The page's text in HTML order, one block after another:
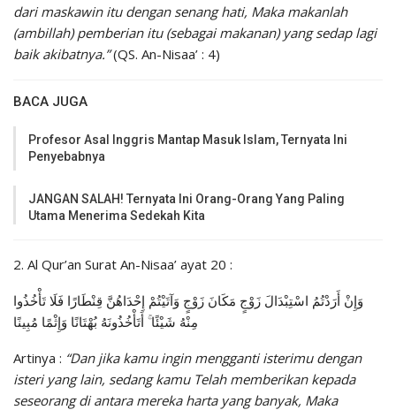
dari maskawin itu dengan senang hati, Maka makanlah
(ambillah) pemberian itu (sebagai makanan) yang sedap lagi
baik akibatnya.”(QS. An-Nisaa’ : 4)
BACA JUGA
Profesor Asal Inggris Mantap Masuk Islam, Ternyata Ini
Penyebabnya
JANGAN SALAH! Ternyata Ini Orang-Orang Yang Paling
Utama Menerima Sedekah Kita
2. Al Qur’an Surat An-Nisaa’ ayat 20 :
وَإِنْ أَرَدْتُمُ اسْتِبْدَالَ زَوْجٍ مَكَانَ زَوْجٍ وَآتَيْتُمْ إِحْدَاهُنَّ قِنْطَارًا فَلَا تَأْخُذُوا
مِنْهُ شَيْئًا ۚ أَتَأْخُذُونَهُ بُهْتَانًا وَإِثْمًا مُبِينًا
Artinya : “Dan jika kamu ingin mengganti isterimu dengan
isteri yang lain, sedang kamu Telah memberikan kepada
seseorang di antara mereka harta yang banyak, Maka